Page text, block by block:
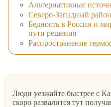
Альтернативные
Северо-Западный
Бедность в России и
пути решения
Распространение
Люди уезжайте быстрее с
скоро развалится тут